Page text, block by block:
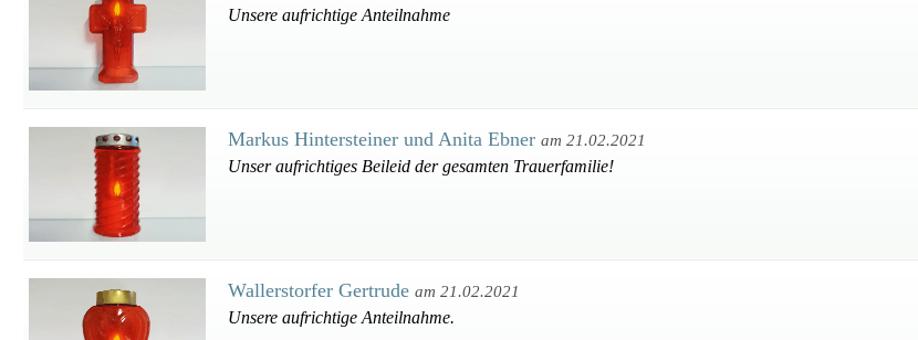
Unsere aufrichtige Anteilnahme
Markus Hintersteiner und Anita Ebner am 21.02.2021
Unser aufrichtiges Beileid der gesamten Trauerfamilie!
Wallerstorfer Gertrude am 21.02.2021
Unsere aufrichtige Anteilnahme.